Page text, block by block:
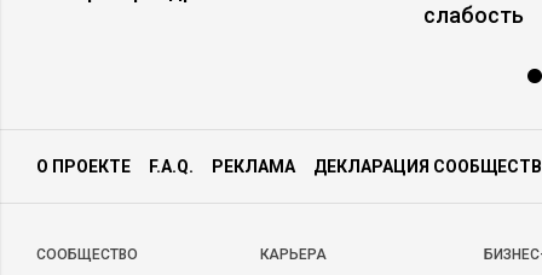
слабость
О ПРОЕКТЕ F.A.Q. РЕКЛАМА ДЕКЛАРАЦИЯ
CООБЩЕСТВО КАРЬЕРА